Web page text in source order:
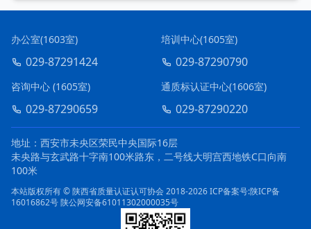
办公室(1603室)
029-87291424
培训中心(1605室)
029-87290790
咨询中心 (1605室)
029-87290659
通质标认证中心(1606室)
029-87290220
地址：西安市未央区荣民中央国际16层
未央路与玄武路十字南100米路东，二号线大明宫西地铁C口向南
100米
本站版权所有 © 陕西省质量认证认可协会 2018-2026ICP备案号:陕ICP备
16016862号陕公网安备61011302000035号